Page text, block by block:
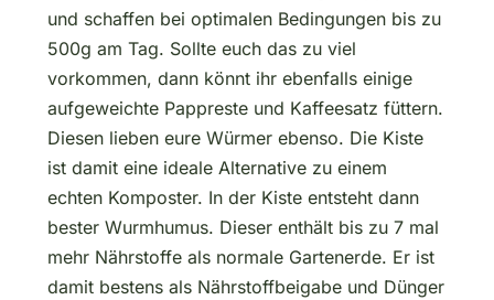
und schaffen bei optimalen Bedingungen bis zu
500g am Tag. Sollte euch das zu viel
vorkommen, dann könnt ihr ebenfalls einige
aufgeweichte Pappreste und Kaffeesatz füttern.
Diesen lieben eure Würmer ebenso. Die Kiste
ist damit eine ideale Alternative zu einem
echten Komposter. In der Kiste entsteht dann
bester Wurmhumus. Dieser enthält bis zu 7 mal
mehr Nährstoffe als normale Gartenerde. Er ist
damit bestens als Nährstoffbeigabe und Dünger